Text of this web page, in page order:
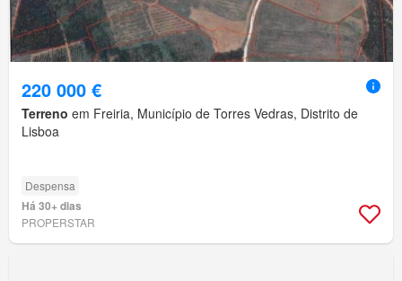
220 000 €
Terreno em Freiria, Município de Torres Vedras, Distrito de
Lisboa
Despensa
Há 30+ dias
PROPERSTAR